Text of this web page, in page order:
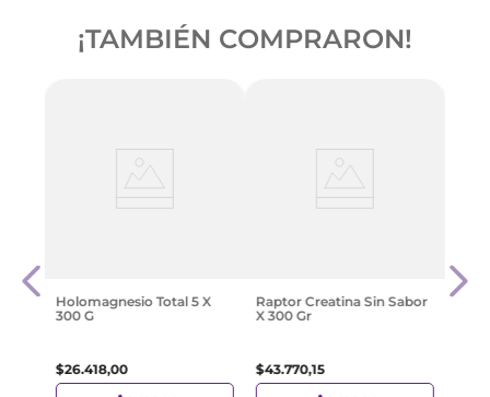
¡TAMBIÉN COMPRARON!
Holomagnesio Total 5 X
300 G
$26.418,00
Raptor Creatina Sin Sabor
X 300 Gr
$43.770,15
$